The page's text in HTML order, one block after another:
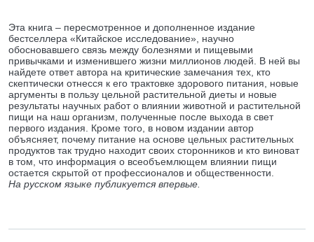
Эта книга – пересмотренное и дополненное издание
бестселлера «Китайское исследование», научно
обосновавшего связь между болезнями и пищевыми
привычками и изменившего жизни миллионов людей. В ней вы
найдете ответ автора на критические замечания тех, кто
скептически отнесся к его трактовке здорового питания, новые
аргументы в пользу цельной растительной диеты и новые
результаты научных работ о влиянии животной и растительной
пищи на наш организм, полученные после выхода в свет
первого издания. Кроме того, в новом издании автор
объясняет, почему питание на основе цельных растительных
продуктов так трудно находит своих сторонников и кто виноват
в том, что информация о всеобъемлющем влиянии пищи
остается скрытой от профессионалов и общественности.
На русском языке публикуется впервые.